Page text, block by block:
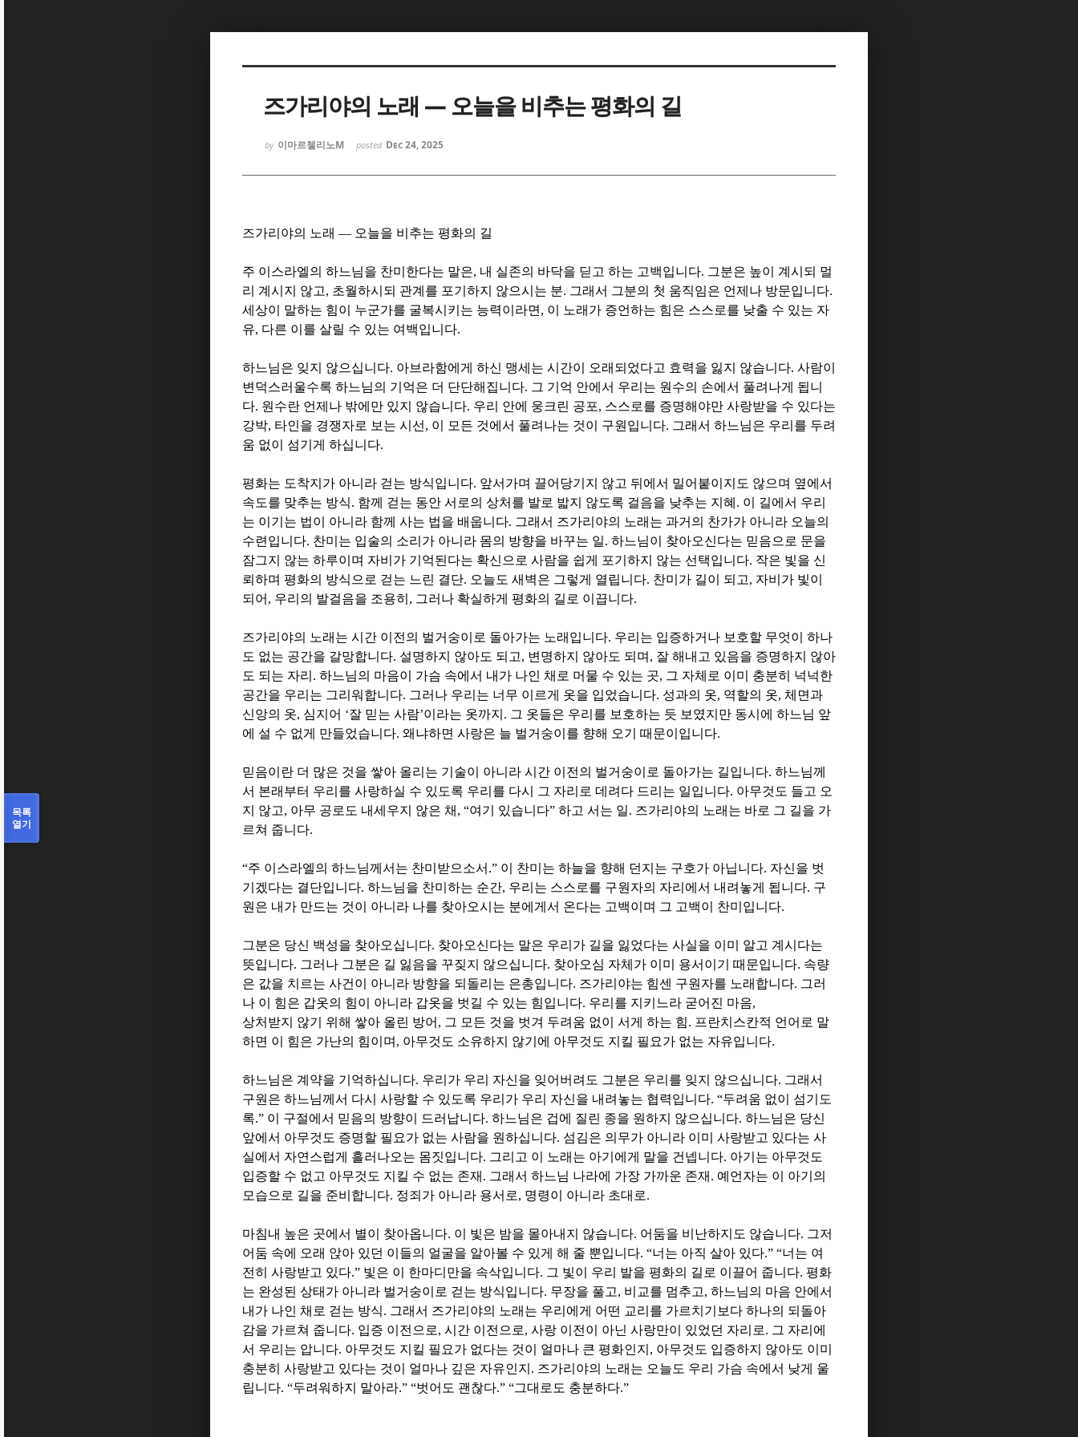
즈가리야의 노래 — 오늘을 비추는 평화의 길
by 이마르첼리노M posted Dec 24, 2025
즈가리야의 노래 — 오늘을 비추는 평화의 길
주 이스라엘의 하느님을 찬미한다는 말은, 내 실존의 바닥을 딛고 하는 고백입니다. 그분은 높이 계시되 멀
리 계시지 않고, 초월하시되 관계를 포기하지 않으시는 분. 그래서 그분의 첫 움직임은 언제나 방문입니다.
세상이 말하는 힘이 누군가를 굴복시키는 능력이라면 , 이 노래가 증언하는 힘은 스스로를 낮출 수 있는 자
유, 다른 이를 살릴 수 있는 여백입니다.
하느님은 잊지 않으십니다. 아브라함에게 하신 맹세는 시간이 오래되었다고 효력을 잃지 않습니다. 사람이
변덕스러울수록 하느님의 기억은 더 단단해집니다. 그 기억 안에서 우리는 원수의 손에서 풀려나게 됩니
다. 원수란 언제나 밖에만 있지 않습니다. 우리 안에 웅크린 공포, 스스로를 증명해야만 사랑받을 수 있다는
강박, 타인을 경쟁자로 보는 시선 , 이 모든 것에서 풀려나는 것이 구원입니다. 그래서 하느님은 우리를 두려
움 없이 섬기게 하십니다.
평화는 도착지가 아니라 걷는 방식입니다. 앞서가며 끌어당기지 않고 뒤에서 밀어붙이지도 않으며 옆에서
속도를 맞추는 방식. 함께 걷는 동안 서로의 상처를 발로 밟지 않도록 걸음을 낮추는 지혜 . 이 길에서 우리
는 이기는 법이 아니라 함께 사는 법을 배웁니다. 그래서 즈가리야의 노래는 과거의 찬가가 아니라 오늘의
수련입니다. 찬미는 입술의 소리가 아니라 몸의 방향을 바꾸는 일. 하느님이 찾아오신다는 믿음으로 문을
잠그지 않는 하루이며 자비가 기억된다는 확신으로 사람을 쉽게 포기하지 않는 선택입니다. 작은 빛을 신
뢰하며 평화의 방식으로 걷는 느린 결단. 오늘도 새벽은 그렇게 열립니다. 찬미가 길이 되고, 자비가 빛이
되어 , 우리의 발걸음을 조용히 , 그러나 확실하게 평화의 길로 이끕니다.
즈가리야의 노래는 시간 이전의 벌거숭이로 돌아가는 노래입니다. 우리는 입증하거나 보호할 무엇이 하나
도 없는 공간을 갈망합니다. 설명하지 않아도 되고, 변명하지 않아도 되며 , 잘 해내고 있음을 증명하지 않아
도 되는 자리 . 하느님의 마음이 가슴 속에서 내가 나인 채로 머물 수 있는 곳, 그 자체로 이미 충분히 넉넉한
공간을 우리는 그리워합니다. 그러나 우리는 너무 이르게 옷을 입었습니다. 성과의 옷, 역할의 옷, 체면과
신앙의 옷, 심지어 ‘잘 믿는 사람’이라는 옷까지 . 그 옷들은 우리를 보호하는 듯 보였지만 동시에 하느님 앞
에 설 수 없게 만들었습니다. 왜냐하면 사랑은 늘 벌거숭이를 향해 오기 때문이입니다.
믿음이란 더 많은 것을 쌓아 올리는 기술이 아니라 시간 이전의 벌거숭이로 돌아가는 길입니다. 하느님께
서 본래부터 우리를 사랑하실 수 있도록 우리를 다시 그 자리로 데려다 드리는 일입니다. 아무것도 들고 오
지 않고, 아무 공로도 내세우지 않은 채 , “여기 있습니다” 하고 서는 일. 즈가리야의 노래는 바로 그 길을 가
르쳐 줍니다.
“주 이스라엘의 하느님께서는 찬미받으소서 .” 이 찬미는 하늘을 향해 던지는 구호가 아닙니다. 자신을 벗
기겠다는 결단입니다. 하느님을 찬미하는 순간, 우리는 스스로를 구원자의 자리에서 내려놓게 됩니다. 구
원은 내가 만드는 것이 아니라 나를 찾아오시는 분에게서 온다는 고백이며 그 고백이 찬미입니다.
그분은 당신 백성을 찾아오십니다. 찾아오신다는 말은 우리가 길을 잃었다는 사실을 이미 알고 계시다는
뜻입니다. 그러나 그분은 길 잃음을 꾸짖지 않으십니다. 찾아오심 자체가 이미 용서이기 때문입니다. 속량
은 값을 치르는 사건이 아니라 방향을 되돌리는 은총입니다. 즈가리야는 힘센 구원자를 노래합니다. 그러
나 이 힘은 갑옷의 힘이 아니라 갑옷을 벗길 수 있는 힘입니다. 우리를 지키느라 굳어진 마음,
상처받지 않기 위해 쌓아 올린 방어 , 그 모든 것을 벗겨 두려움 없이 서게 하는 힘. 프란치스칸적 언어로 말
하면 이 힘은 가난의 힘이며 , 아무것도 소유하지 않기에 아무것도 지킬 필요가 없는 자유입니다.
하느님은 계약을 기억하십니다. 우리가 우리 자신을 잊어버려도 그분은 우리를 잊지 않으십니다. 그래서
구원은 하느님께서 다시 사랑할 수 있도록 우리가 우리 자신을 내려놓는 협력입니다. “두려움 없이 섬기도
록.” 이 구절에서 믿음의 방향이 드러납니다. 하느님은 겁에 질린 종을 원하지 않으십니다. 하느님은 당신
앞에서 아무것도 증명할 필요가 없는 사람을 원하십니다. 섬김은 의무가 아니라 이미 사랑받고 있다는 사
실에서 자연스럽게 흘러나오는 몸짓입니다. 그리고 이 노래는 아기에게 말을 건넵니다. 아기는 아무것도
입증할 수 없고 아무것도 지킬 수 없는 존재 . 그래서 하느님 나라에 가장 가까운 존재 . 예언자는 이 아기의
모습으로 길을 준비합니다. 정죄가 아니라 용서로, 명령이 아니라 초대로.
마침내 높은 곳에서 별이 찾아옵니다. 이 빛은 밤을 몰아내지 않습니다. 어둠을 비난하지도 않습니다. 그저
어둠 속에 오래 앉아 있던 이들의 얼굴을 알아볼 수 있게 해 줄 뿐입니다. “너는 아직 살아 있다.” “너는 여
전히 사랑받고 있다.” 빛은 이 한마디만을 속삭입니다. 그 빛이 우리 발을 평화의 길로 이끌어 줍니다. 평화
는 완성된 상태가 아니라 벌거숭이로 걷는 방식입니다. 무장을 풀고, 비교를 멈추고, 하느님의 마음 안에서
내가 나인 채로 걷는 방식. 그래서 즈가리야의 노래는 우리에게 어떤 교리를 가르치기보다 하나의 되돌아
감을 가르쳐 줍니다. 입증 이전으로, 시간 이전으로, 사랑 이전이 아닌 사랑만이 있었던 자리로. 그 자리에
서 우리는 압니다. 아무것도 지킬 필요가 없다는 것이 얼마나 큰 평화인지 , 아무것도 입증하지 않아도 이미
충분히 사랑받고 있다는 것이 얼마나 깊은 자유인지 . 즈가리야의 노래는 오늘도 우리 가슴 속에서 낮게 울
립니다. “두려워하지 말아라.” “벗어도 괜찮다.” “그대로도 충분하다.”
목록
열기
Sketchbook5, 스케치북5
Sketchbook5, 스케치북5